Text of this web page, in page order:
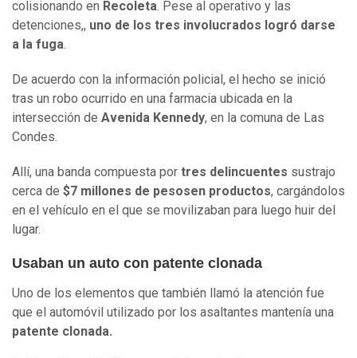
colisionando en Recoleta. Pese al operativo y las
detenciones,, uno de los tres involucrados logró darse
a la fuga.
De acuerdo con la información policial, el hecho se inició
tras un robo ocurrido en una farmacia ubicada en la
intersección de Avenida Kennedy, en la comuna de Las
Condes.
Allí, una banda compuesta por tres delincuentes sustrajo
cerca de $7 millones de pesosen productos, cargándolos
en el vehículo en el que se movilizaban para luego huir del
lugar.
Usaban un auto con patente clonada
Uno de los elementos que también llamó la atención fue
que el automóvil utilizado por los asaltantes mantenía una
patente clonada.